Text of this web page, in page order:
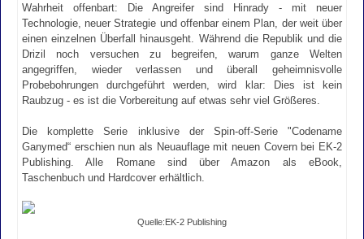
Wahrheit offenbart: Die Angreifer sind Hinrady - mit neuer
Technologie, neuer Strategie und offenbar einem Plan, der weit über
einen einzelnen Überfall hinausgeht. Während die Republik und die
Drizil noch versuchen zu begreifen, warum ganze Welten
angegriffen, wieder verlassen und überall geheimnisvolle
Probebohrungen durchgeführt werden, wird klar: Dies ist kein
Raubzug - es ist die Vorbereitung auf etwas sehr viel Größeres.
Die komplette Serie inklusive der Spin-off-Serie "Codename
Ganymed“ erschien nun als Neuauflage mit neuen Covern bei EK-2
Publishing. Alle Romane sind über Amazon als eBook,
Taschenbuch und Hardcover erhältlich.
Quelle:EK-2 Publishing